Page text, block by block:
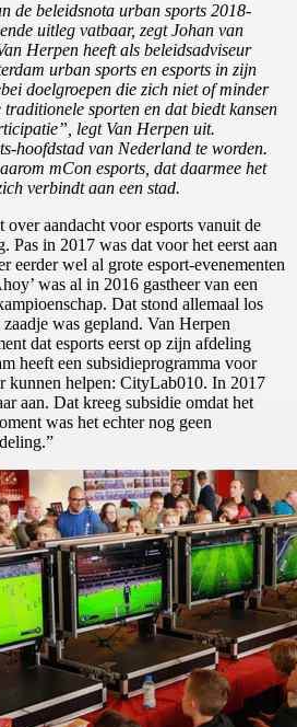
de beleidsnota urban sports 2018-
uitleg vatbaar, zegt Johan van
Herpen heeft als beleidsadviseur
urban sports en esports in zijn
doelgroepen die zich niet of minder
sporten en dat biedt kansen
legt Van Herpen uit.
hoofdstad van Nederland te worden.
mCon esports, dat daarmee het
verbindt aan een stad.
over aandacht voor esports vanuit de
Pas in 2017 was dat voor het eerst aan
eerder wel al grote esport-evenementen
was al in 2016 gastheer van een
Dat stond allemaal los
was gepland. Van Herpen
dat esports eerst op zijn afdeling
heeft een subsidieprogramma voor
kunnen helpen: CityLab010. In 2017
aan. Dat kreeg subsidie omdat het
was het echter nog geen